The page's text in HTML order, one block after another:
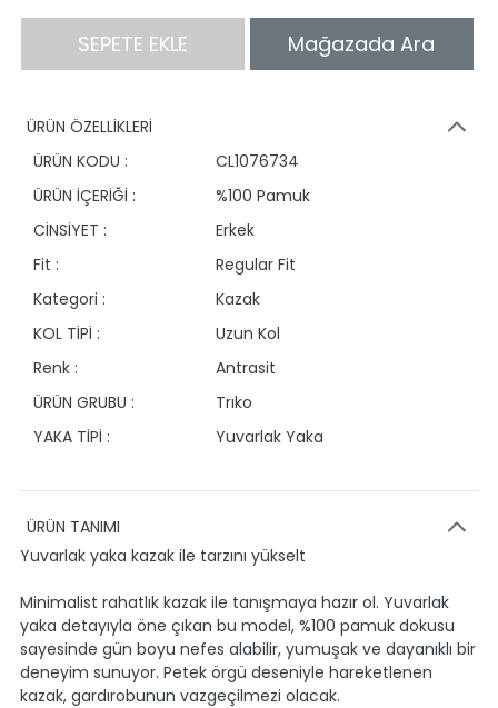
SEPETE EKLE Mağazada Ara
ÜRÜN ÖZELLİKLERİ
ÜRÜN KODU :
CL1076734
ÜRÜN İÇERİĞİ :
%100 Pamuk
CİNSİYET :
Erkek
Fit :
Regular Fit
Kategori :
Kazak
KOL TİPİ :
Uzun Kol
Renk :
Antrasit
ÜRÜN GRUBU :
Trıko
YAKA TİPİ :
Yuvarlak Yaka
ÜRÜN TANIMI
Yuvarlak yaka kazak ile tarzını yükselt
Minimalist rahatlık kazak ile tanışmaya hazır ol. Yuvarlak
yaka detayıyla öne çıkan bu model, %100 pamuk dokusu
sayesinde gün boyu nefes alabilir, yumuşak ve dayanıklı bir
deneyim sunuyor. Petek örgü deseniyle hareketlenen
kazak, gardırobunun vazgeçilmezi olacak.